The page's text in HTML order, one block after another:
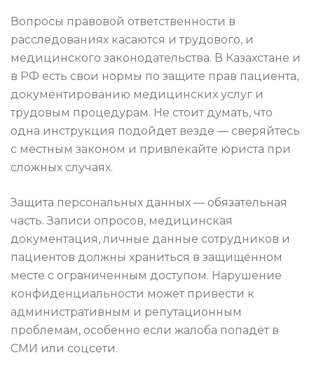
Вопросы правовой ответственности в
расследованиях касаются и трудового, и
медицинского законодательства. В Казахстане и
в РФ есть свои нормы по защите прав пациента,
документированию медицинских услуг и
трудовым процедурам. Не стоит думать, что
одна инструкция подойдет везде — сверяйтесь
с местным законом и привлекайте юриста при
сложных случаях.
Защита персональных данных — обязательная
часть. Записи опросов, медицинская
документация, личные данные сотрудников и
пациентов должны храниться в защищённом
месте с ограниченным доступом. Нарушение
конфиденциальности может привести к
административным и репутационным
проблемам, особенно если жалоба попадёт в
СМИ или соцсети.